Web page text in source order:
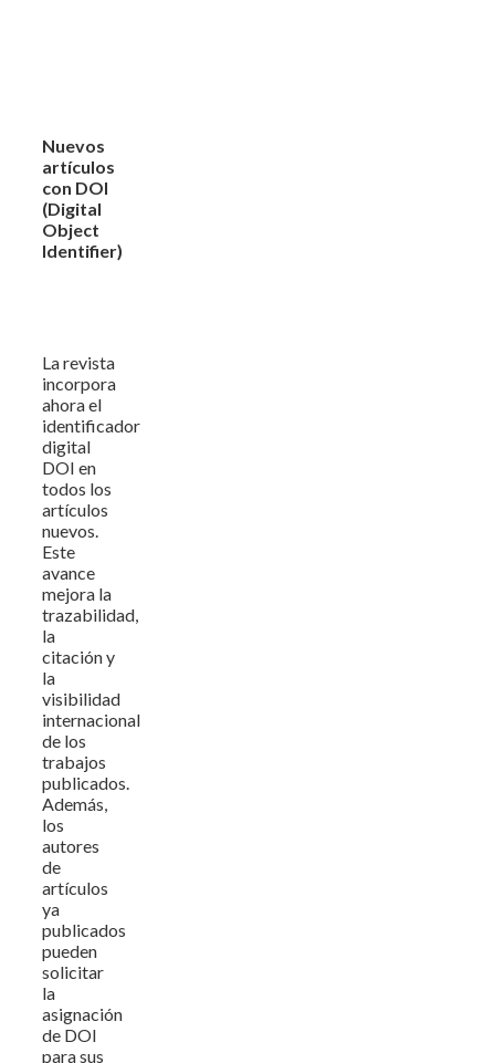
Nuevos
artículos
con DOI
(Digital
Object
Identifier)
La revista
incorpora
ahora el
identificador
digital
DOI en
todos los
artículos
nuevos.
Este
avance
mejora la
trazabilidad,
la
citación y
la
visibilidad
internacional
de los
trabajos
publicados.
Además,
los
autores
de
artículos
ya
publicados
pueden
solicitar
la
asignación
de DOI
para sus